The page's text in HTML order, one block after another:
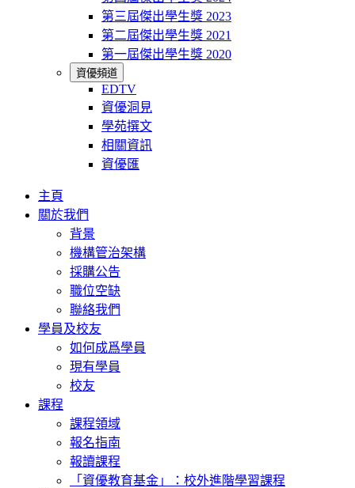
第三屆傑出學生獎 2023
第二屆傑出學生獎 2021
第一屆傑出學生獎 2020
資優頻道
EDTV
資優洞見
學苑撰文
相關資訊
資優匯
主頁
關於我們
背景
機構管治架構
採購公告
職位空缺
聯絡我們
學員及校友
如何成爲學員
現有學員
校友
課程
課程領域
報名指南
報讀課程
「資優教育基金」：校外進階學習課程